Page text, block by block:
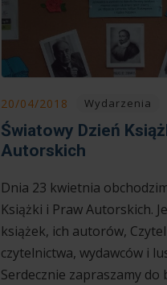
20/04/2018 Wydarzenia
Światowy Dzień
Autorskich
Dnia 23 kwietnia
Książki i Praw Autorskich.
książek, ich autorów,
czytelnictwa, wydawców i
Serdecznie zapraszamy